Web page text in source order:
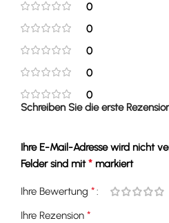
0
0
0
0
0
Schreiben Sie die erste
Ihre E-Mail-Adresse wird nicht
Felder sind mit* markiert
Ihre Bewertung *
Ihre Rezension *